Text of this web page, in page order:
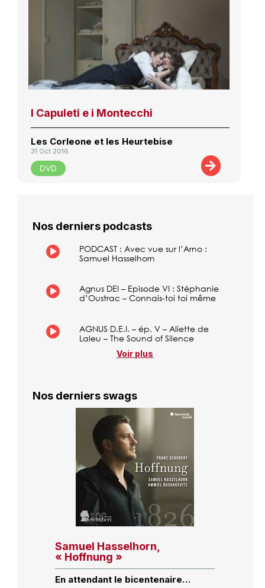
I Capuleti e i Montecchi
Les Corleone et les Heurtebise
31 Oct 2016
DVD
Nos derniers podcasts
PODCAST : Avec vue sur l’Arno :
Samuel Hasselhorn
Agnus DEI – Episode VI : Stéphanie
d’Oustrac – Connais-toi toi même
AGNUS D.E.I. – ép. V – Aliette de
Laleu – The Sound of Silence
Voir plus
Nos derniers swags
Samuel Hasselhorn,
« Hoffnung »
En attendant le bicentenaire…